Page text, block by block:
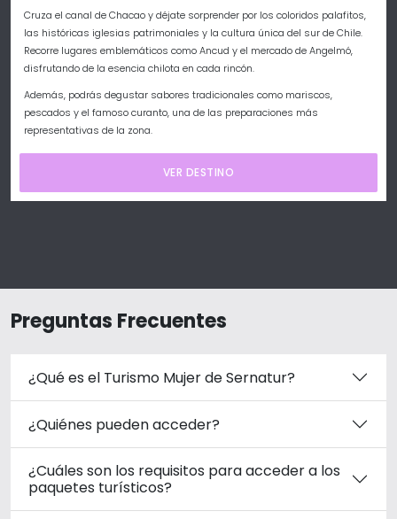
Cruza el canal de Chacao y déjate sorprender por los coloridos palafitos,
las históricas iglesias patrimoniales y la cultura única del sur de Chile.
Recorre lugares emblemáticos comoAncud y el mercado deAngelmó,
disfrutando de la esencia chilota en cada rincón.
Además, podrás degustar sabores tradicionales como mariscos,
pescados y el famoso curanto, una de las preparaciones más
representativas de la zona.
VER DESTINO
Preguntas Frecuentes
¿Qué es el Turismo Mujer de Sernatur?
¿Quiénes pueden acceder?
¿Cuáles son los requisitos para acceder a los
paquetes turísticos?